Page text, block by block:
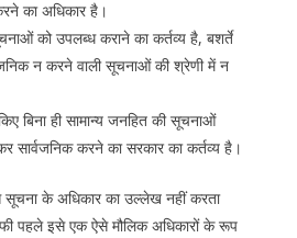
का अधिकार है।
को उपलब्ध कराने का कर्तव्य है, बशर्ते
न करने वाली सूचनाओं की श्रेणी में न
किए बिना ही सामान्य जनहित की सूचनाओं
सार्वजनिक करने का सरकार का कर्तव्य है।
सूचना के अधिकार का उल्लेख नहीं करता
पहले इसे एक ऐसे मौलिक अधिकारों के रूप